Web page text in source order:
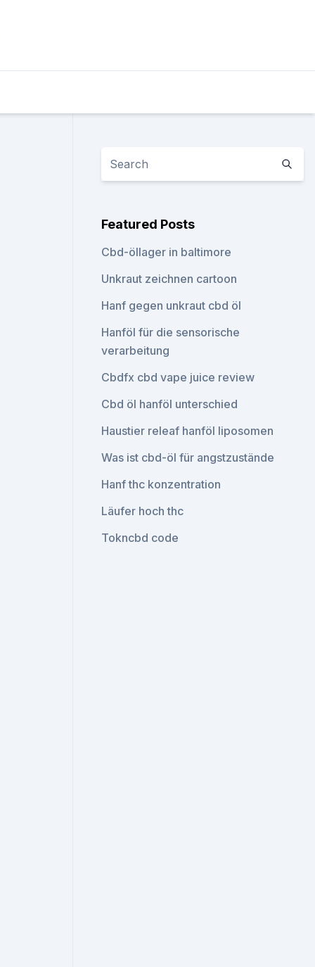
Featured Posts
Cbd-öllager in baltimore
Unkraut zeichnen cartoon
Hanf gegen unkraut cbd öl
Hanföl für die sensorische
verarbeitung
Cbdfx cbd vape juice review
Cbd öl hanföl unterschied
Haustier releaf hanföl liposomen
Was ist cbd-öl für angstzustände
Hanf thc konzentration
Läufer hoch thc
Tokncbd code